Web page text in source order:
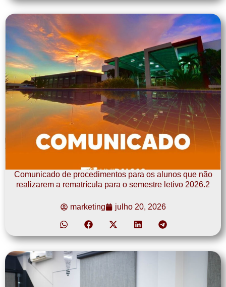
Comunicado de procedimentos para os alunos que não
realizarem a rematrícula para o semestre letivo 2026.2
marketing julho 20, 2026